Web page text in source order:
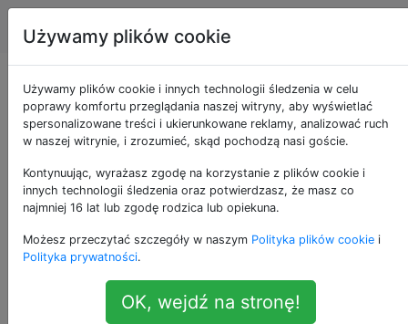
Android Tagi
Czy mogę usunąć
kartę MicroSD przy
włączonym telefonie
z Androidem?
Na moim Samsungu Galaxy 551 mogę wyjąć
kartę MicroSD bez konieczności wyjmowania
Używamy plików cookie
Używamy plików cookie i innych technologii śledzenia w celu
poprawy komfortu przeglądania naszej witryny, aby wyświetlać
spersonalizowane treści i ukierunkowane reklamy, analizować ruch
w naszej witrynie, i zrozumieć, skąd pochodzą nasi goście.
Kontynuując, wyrażasz zgodę na korzystanie z plików cookie i
innych technologii śledzenia oraz potwierdzasz, że masz co
najmniej 16 lat lub zgodę rodzica lub opiekuna.
Możesz przeczytać szczegóły w naszym Polityka plików cookie i
Polityka prywatności.
OK, wejdź na stronę!